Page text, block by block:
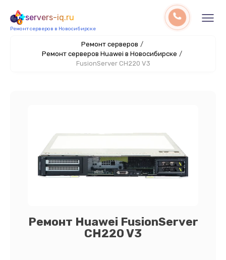
servers-iq.ru
Ремонт серверов в Новосибирске
Ремонт серверов /
Ремонт серверов Huawei в Новосибирске /
FusionServer CH220 V3
Ремонт Huawei FusionServer
CH220 V3